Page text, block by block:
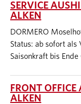
SERVICE
ALKEN
DORMERO
Status: ab sofort
Saisonkraft bis Ende
FRONT
ALKEN